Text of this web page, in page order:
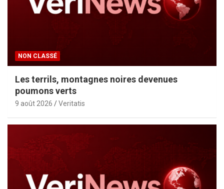
NON CLASSÉ
Les terrils, montagnes noires devenues
poumons verts
9 août 2026 Veritatis